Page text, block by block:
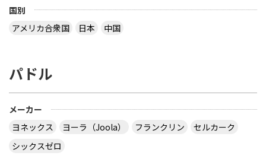
国別
アメリカ合衆国
日本 中国
パドル
メーカー
ヨネックス
ヨーラ（Joola） フランクリン
セルカーク
シックスゼロ